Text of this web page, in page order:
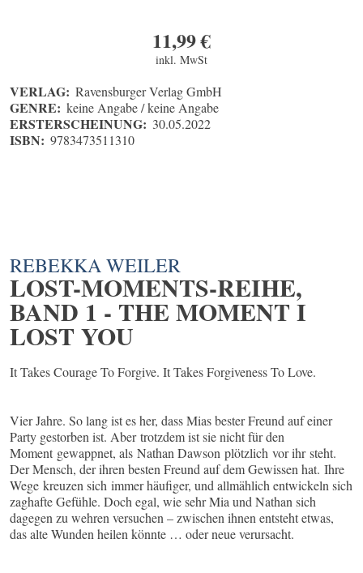
11,99€
inkl. MwSt
VERLAG: Ravensburger Verlag GmbH
GENRE: keine Angabe / keine Angabe
ERSTERSCHEINUNG: 30.05.2022
ISBN: 9783473511310
REBEKKA WEILER
LOST-MOMENTS-REIHE,
BAND 1 - THE MOMENT I
LOST YOU
It Takes Courage To Forgive. It Takes Forgiveness To Love.
Vier Jahre. So lang ist es her, dass Mias bester Freund auf einer
Party gestorben ist. Aber trotzdem ist sie nicht für den
Moment gewappnet, als Nathan Dawson plötzlich vor ihr steht.
Der Mensch, der ihren besten Freund auf dem Gewissen hat. Ihre
Wege kreuzen sich immer häufiger, und allmählich entwickeln sich
zaghafte Gefühle. Doch egal, wie sehr Mia und Nathan sich
dagegen zu wehren versuchen – zwischen ihnen entsteht etwas,
das alte Wunden heilen könnte … oder neue verursacht.